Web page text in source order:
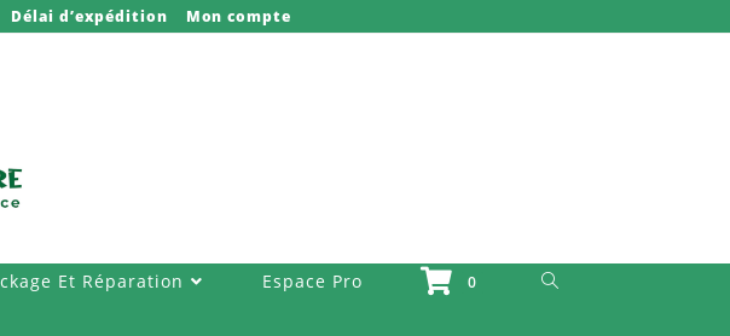
Délai d’expédition Mon compte
Et Réparation Espace Pro 0 Toggle Website Search